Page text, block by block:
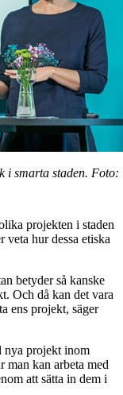
i smarta staden. Foto:
projekten i staden
veta hur dessa etiska
betyder så kanske
Och då kan det vara
ens projekt, säger
nya projekt inom
man kan arbeta med
att sätta in dem i